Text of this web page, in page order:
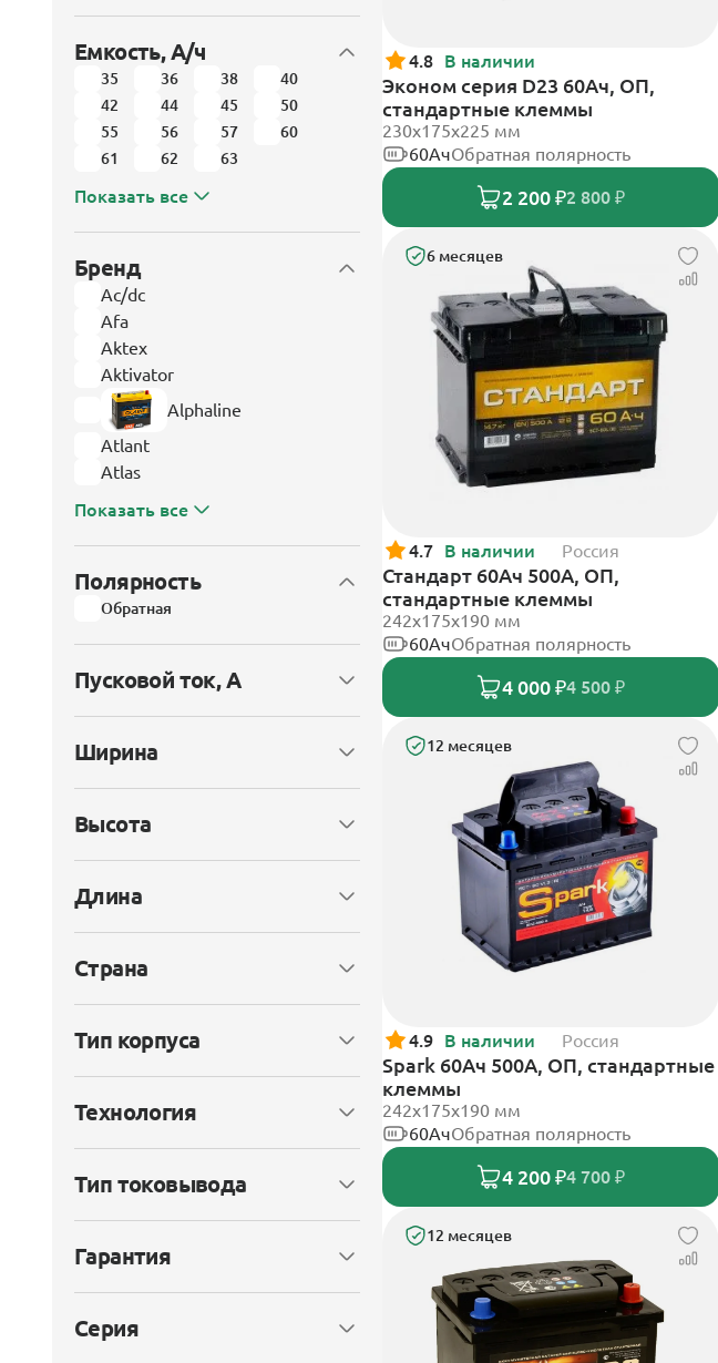
Емкость, А/ч
35 36 38
40
42
44 45
50
55
56 57
60
61
62 63
Показать все
Бренд
Ac/dc
Afa
Aktex
Aktivator
Alphaline
Atlant
Atlas
Показать все
Полярность
Обратная
Пусковой ток, А
Ширина
Высота
Длина
Страна
Тип корпуса
Технология
Тип токовывода
Гарантия
Серия
4.8 В наличии
Эконом серия D23 60Ач, ОП,
стандартные клеммы
230x175x225 мм
60АчОбратная полярность
2 200 ₽2 800 ₽
6 месяцев
4.7 В наличии Россия
Стандарт 60Ач 500А, ОП,
стандартные клеммы
242x175x190 мм
60АчОбратная полярность
4 000 ₽4 500 ₽
12 месяцев
4.9 В наличии Россия
Spark 60Ач 500А, ОП, стандартные
клеммы
242х175х190 мм
60АчОбратная полярность
4 200 ₽4 700 ₽
12 месяцев